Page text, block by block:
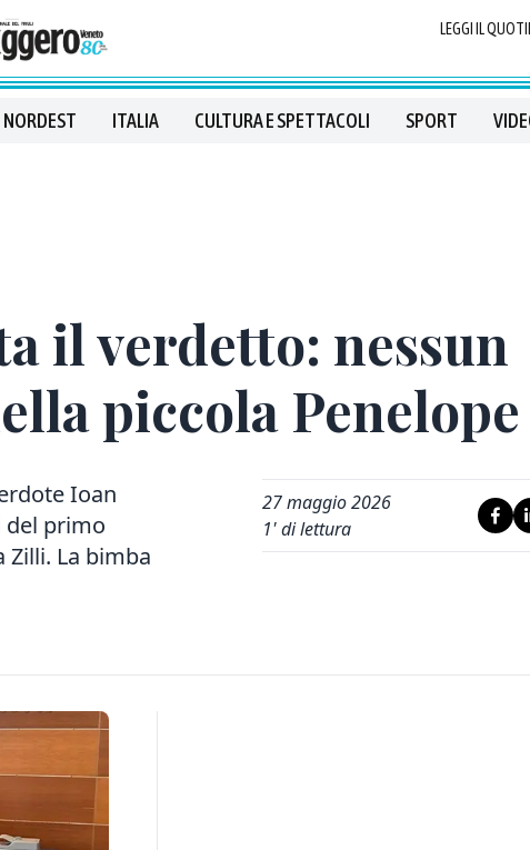
LEGGI IL
NORDEST ITALIA CULTURA E SPETTACOLI SPORT
il verdetto: nessun
piccola Penelope
Ioan
del primo
Zilli. La bimba
27 maggio 2026
1' di lettura